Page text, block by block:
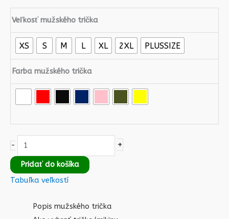
Veľkosť mužského trička
XS S M L XL 2XL PLUSSIZE
Farba mužského trička
- +
Pridať do košíka
Tabuľka veľkostí
Popis mužského trička